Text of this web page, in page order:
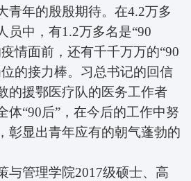
青年的殷殷期待。在4.2万多
员中，有1.2万多名是“90
情面前，还有千千万万的“90
的接力棒。习总书记的回信
的援鄂医疗队的医务工作者
体“90后”，在今后的工作中努
彰显出青年应有的朝气蓬勃的
管理学院2017级硕士、 高